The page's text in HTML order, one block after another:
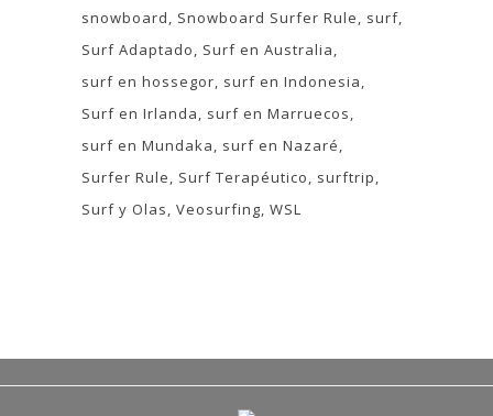
snowboard
Snowboard Surfer Rule
surf
Surf Adaptado
Surf en Australia
surf en hossegor surf en Indonesia
Surf en Irlanda
surf en Marruecos
surf en Mundaka
surf en Nazaré
Surfer Rule
Surf Terapéutico
surftrip
Surf y Olas Veosurfing WSL